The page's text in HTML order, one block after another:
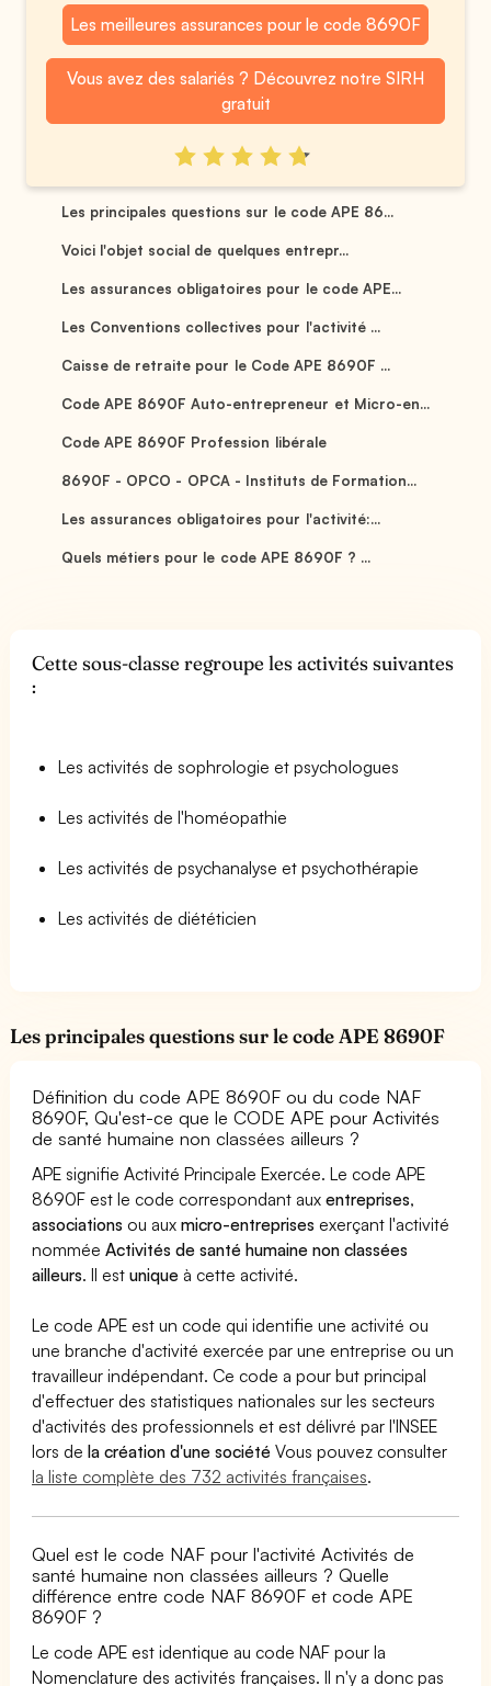
Les meilleures assurances pour le code 8690F
Vous avez des salariés ? Découvrez notre SIRH
gratuit
Les principales questions sur le code APE 86...
Voici l'objet social de quelques entrepr...
Les assurances obligatoires pour le code APE...
Les Conventions collectives pour l'activité ...
Caisse de retraite pour le Code APE 8690F ...
Code APE 8690F Auto-entrepreneur et Micro-en...
Code APE 8690F Profession libérale
8690F - OPCO - OPCA - Instituts de Formation...
Les assurances obligatoires pour l'activité:...
Quels métiers pour le code APE 8690F ? ...
Cette sous-classe regroupe les activités suivantes
:
Les activités de sophrologie et psychologues
Les activités de l'homéopathie
Les activités de psychanalyse et psychothérapie
Les activités de diététicien
Les principales questions sur le code APE 8690F
Définition du code APE 8690F ou du code NAF
8690F, Qu'est-ce que le CODE APE pour Activités
de santé humaine non classées ailleurs ?
APE signifie Activité Principale Exercée. Le code APE
8690F est le code correspondant auxentreprises,
associations ou auxmicro-entreprises exerçant l'activité
nomméeActivités de santé humaine non classées
ailleurs. Il estunique à cette activité.
Le code APE est un code qui identifie une activité ou
une branche d'activité exercée par une entreprise ou un
travailleur indépendant. Ce code a pour but principal
d'effectuer des statistiques nationales sur les secteurs
d'activités des professionnels et est délivré par l'INSEE
lors dela création d'une société Vous pouvez consulter
la liste complète des 732 activités françaises.
Quel est le code NAF pour l'activité Activités de
santé humaine non classées ailleurs ? Quelle
différence entre code NAF 8690F et code APE
8690F ?
Le code APE est identique au code NAF pour la
Nomenclature des activités françaises. Il n'y a donc pas